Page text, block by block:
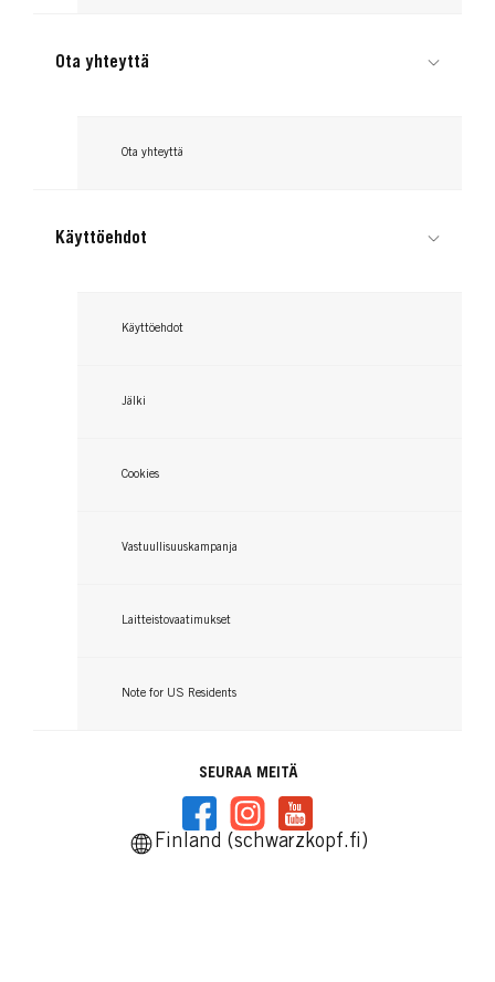
Ota yhteyttä
Ota yhteyttä
Käyttöehdot
Käyttöehdot
Jälki
Cookies
Vastuullisuuskampanja
Laitteistovaatimukset
Note for US Residents
SEURAA MEITÄ
Finland (schwarzkopf.fi)